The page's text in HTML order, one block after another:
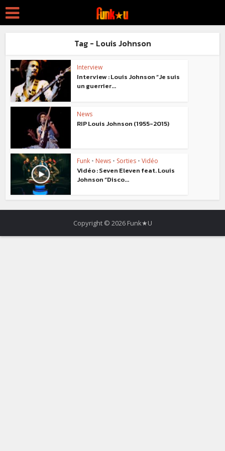
Tag - Louis Johnson
Interview
Interview : Louis Johnson “Je suis
un guerrier...
News
RIP Louis Johnson (1955-2015)
Funk • News • Sorties • Vidéo
Vidéo : Seven Eleven feat. Louis
Johnson “Disco...
Copyright © 2026 Funk★U